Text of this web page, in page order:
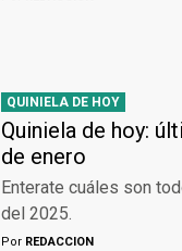
QUINIELA DE HOY
Quiniela de hoy:
de enero
Enterate cuáles son
del 2025.
Por REDACCION